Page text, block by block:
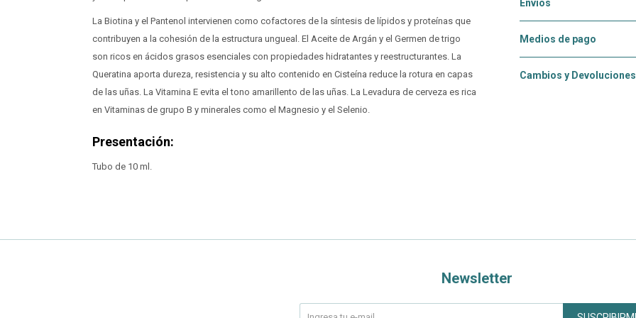
La Biotina y el Pantenol intervienen como cofactores de la síntesis de lípidos y proteínas que
contribuyen a la cohesión de la estructura ungueal. El Aceite de Argán y el Germen de trigo
son ricos en ácidos grasos esenciales con propiedades hidratantes y reestructurantes. La
Queratina aporta dureza, resistencia y su alto contenido en Cisteína reduce la rotura en capas
de las uñas. La Vitamina E evita el tono amarillento de las uñas. La Levadura de cerveza es rica
en Vitaminas de grupo B y minerales como el Magnesio y el Selenio.
Presentación:
Tubo de 10 ml.
Envíos
Medios de pago
Cambios y Devoluciones
Newsletter